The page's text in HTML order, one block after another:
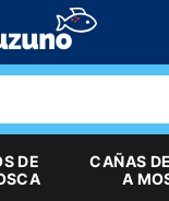
DE
CAÑAS
A